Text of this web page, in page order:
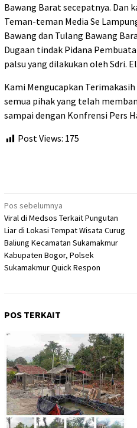
Bawang Barat secepatnya. Dan
Teman-teman Media Se
Bawang dan Tulang Bawang
Dugaan tindak Pidana
palsu yang dilakukan oleh Sdri.
Kami Mengucapkan
semua pihak yang telah
sampai dengan Konfrensi Pers
Post Views: 175
Navigasi
pos
Pos sebelumnya
Viral di Medsos Terkait Pungutan
Liar di Lokasi Tempat Wisata Curug
Baliung Kecamatan Sukamakmur
Kabupaten Bogor, Polsek
Sukamakmur Quick Respon
POS TERKAIT